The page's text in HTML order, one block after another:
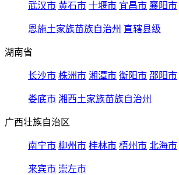
武汉市 黄石市 十堰市 宜昌市 襄阳市
恩施土家族苗族自治州 直辖县级
湖南省
长沙市 株洲市 湘潭市 衡阳市 邵阳市
娄底市 湘西土家族苗族自治州
广西壮族自治区
南宁市 柳州市 桂林市 梧州市 北海市
来宾市 崇左市